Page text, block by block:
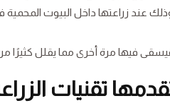
عند زراعتها داخل البيوت
فيسقى فيها مرة أخرى مما يقلل كثيرًا
تقنيات